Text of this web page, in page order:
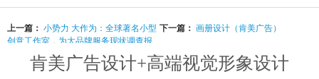
上一篇： 小势力 大作为：全球著名小型
创意工作室，为大品牌服务现状调查报
告（肯美广告）
下一篇： 画册设计（肯美广告）
肯美广告设计+高端视觉形象设计